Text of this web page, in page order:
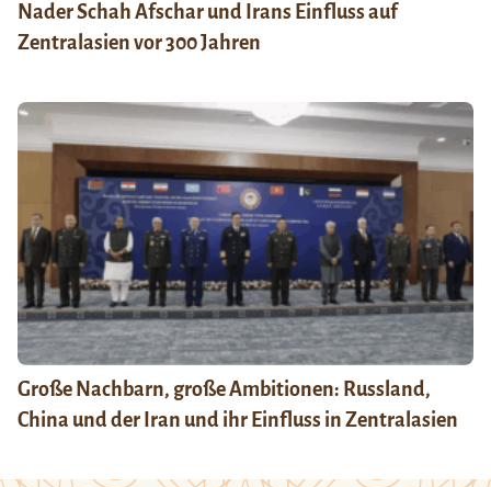
Nader Schah Afschar und Irans Einfluss auf
Zentralasien vor 300 Jahren
Große Nachbarn, große Ambitionen: Russland,
China und der Iran und ihr Einfluss in Zentralasien